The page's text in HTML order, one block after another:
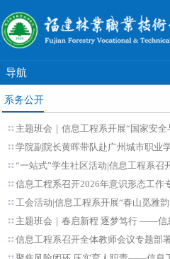
导航
系务公开
主题班会｜信息工程系开展“国家安
学院副院长黄晖带队赴广州城市职业
信息工程系召开2026年意识形态工作
工会活动|信息工程系开展“春山觅雅
信息工程系召开全体教师会议专题部